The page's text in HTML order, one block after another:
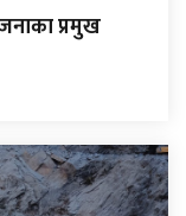
प्रमुख